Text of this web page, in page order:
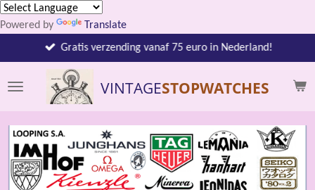
Powered by Translate
Ga
direct
de
hoofdinhoud
VINTAGESTOPWATCHES
Gratis verzending vanaf 75 euro in Nederland!